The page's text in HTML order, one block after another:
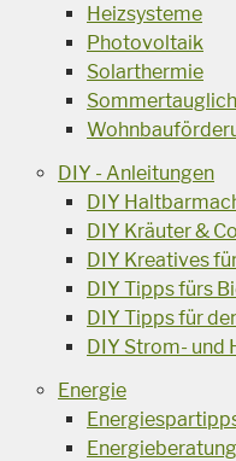
Heizsysteme
Photovoltaik
Solarthermie
DIY - Anleitungen
DIY
DIY Kräuter &
DIY Kreatives
DIY Tipps fürs
DIY Tipps für
DIY Strom- und
Energie
Energieberatung